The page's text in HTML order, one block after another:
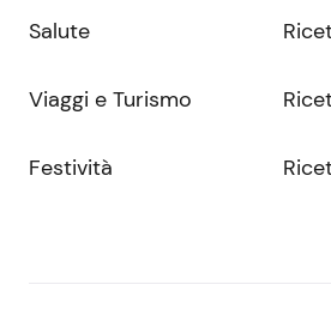
Salute
Viaggi e Turismo
Festività